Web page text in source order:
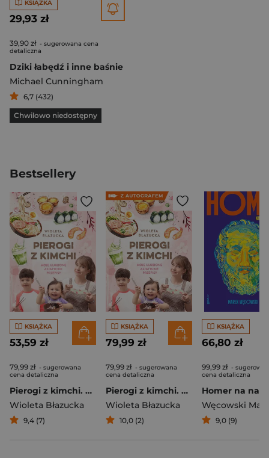
KSIĄŻKA
29,93 zł
39,90 zł - sugerowana cena
detaliczna
Dziki łabędź i inne baśnie
Michael Cunningham
6,7 (432)
Chwilowo niedostępny
Bestsellery
KSIĄŻKA
53,59 zł
79,99 zł - sugerowana
cena detaliczna
Pierogi z kimchi. Moje ulubione azjatyckie przepisy
Wioleta Błazucka
9,4 (7)
KSIĄŻKA
79,99 zł
79,99 zł - sugerowana
cena detaliczna
Pierogi z kimchi. Moje ulubione azjatyckie przepisy - książka z autografem
Wioleta Błazucka
10,0 (2)
KSIĄŻKA
66,80 zł
99,99 zł -
cena detaliczna
Węcowski
9,0 (9)